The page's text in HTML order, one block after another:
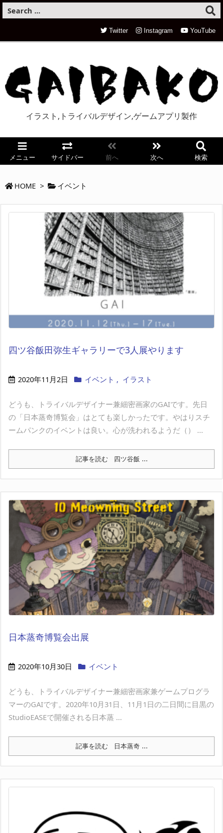
イラスト,トライバルデザイン,ゲームアプリ製作
メニュー サイドバー 前へ 次へ 検索
Twitter Instagram YouTube
HOME > イベント
四ツ谷飯田弥生ギャラリーで3人展やります
2020年11月2日 イベント , イラスト
どうも、トライバルデザイナー兼細密画家のGAIです。先日
の「日本蒸奇博覧会」はとても楽しかったです。やはりスチ
ームパンクのイベントは良い。心が洗われるようだ（） ...
記事を読む 四ツ谷飯 ...
日本蒸奇博覧会出展
2020年10月30日 イベント
どうも、トライバルデザイナー兼細密画家兼ゲームプログラ
マーのGAIです。2020年10月31日、11月1日の二日間に目黒の
StudioEASEで開催される日本蒸 ...
記事を読む 日本蒸奇 ...